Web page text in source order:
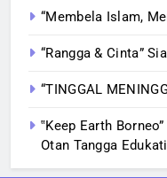
“Membela Islam,
“Rangga & Cinta”
“TINGGAL
‟Keep Earth
Otan Tangga